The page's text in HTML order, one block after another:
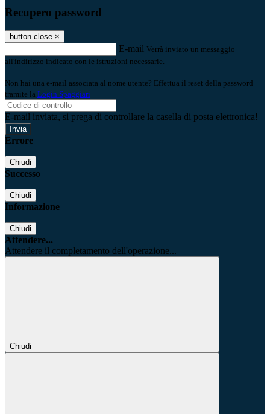
Recupero password
button close ×
E-mail Verrà inviato un messaggio
all'indirizzo indicato con le istruzioni necessarie.
Non hai una e-mail associata al nome utente? Effettua il reset della password
tramite la Login Spaggiari
E-mail inviata, si prega di controllare la casella di posta elettronica!
Errore
Chiudi
Successo
Chiudi
Informazione
Chiudi
Attendere...
Attendere il completamento dell'operazione...
Chiudi